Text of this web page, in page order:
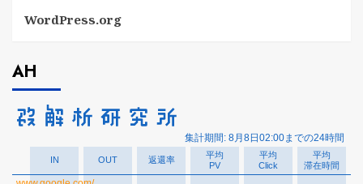
WordPress.org
AH